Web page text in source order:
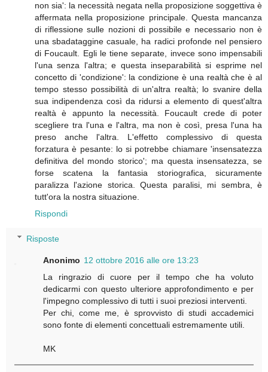
non sia': la necessità negata nella proposizione soggettiva è
affermata nella proposizione principale. Questa mancanza
di riflessione sulle nozioni di possibile e necessario non è
una sbadataggine casuale, ha radici profonde nel pensiero
di Foucault. Egli le tiene separate, invece sono impensabili
l'una senza l'altra; e questa inseparabilità si esprime nel
concetto di 'condizione': la condizione è una realtà che è al
tempo stesso possibilità di un'altra realtà; lo svanire della
sua indipendenza così da ridursi a elemento di quest'altra
realtà è appunto la necessità. Foucault crede di poter
scegliere tra l'una e l'altra, ma non è così, presa l'una ha
preso anche l'altra. L'effetto complessivo di questa
forzatura è pesante: lo si potrebbe chiamare 'insensatezza
definitiva del mondo storico'; ma questa insensatezza, se
forse scatena la fantasia storiografica, sicuramente
paralizza l'azione storica. Questa paralisi, mi sembra, è
tutt'ora la nostra situazione.
Rispondi
Risposte
Anonimo 12 ottobre 2016 alle ore 13:23
La ringrazio di cuore per il tempo che ha voluto
dedicarmi con questo ulteriore approfondimento e per
l'impegno complessivo di tutti i suoi preziosi interventi.
Per chi, come me, è sprovvisto di studi accademici
sono fonte di elementi concettuali estremamente utili.
MK